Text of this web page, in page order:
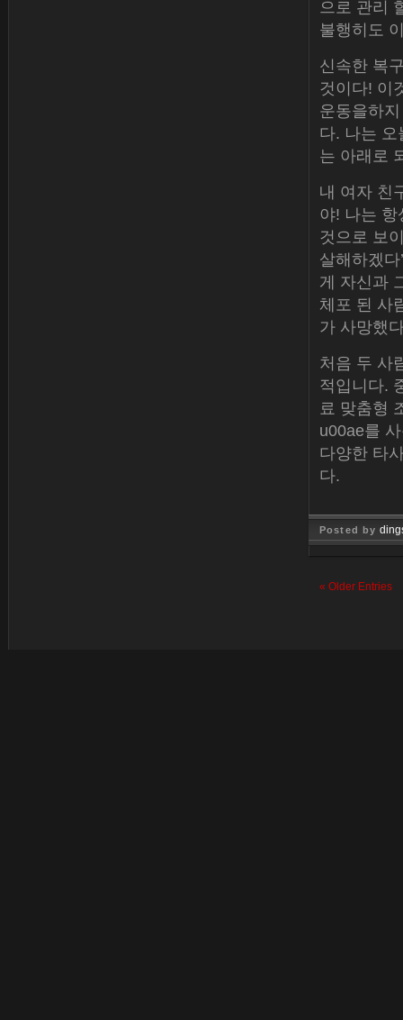
으로 관리
불행히도
신속한 복
것이다! 이
운동을하
다. 나는
는 아래로
내 여자 친
야! 나는
것으로 보
살해하겠
게 자신과
체포 된 사
가 사망했
처음 두 사
적입니다.
료 맞춤형
u00ae를
다양한 타
다.
Posted by
« Older Entries